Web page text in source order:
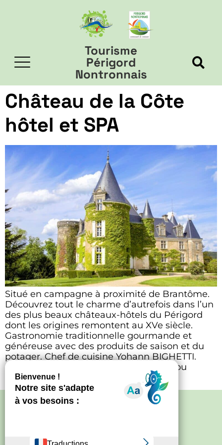
Tourisme
Périgord
Nontronnais
Château de la Côte
hôtel et SPA
Situé en campagne à proximité de Brantôme.
Découvrez tout le charme d’autrefois dans l’un
des plus beaux châteaux-hôtels du Périgord
dont les origines remontent au XVe siècle.
Gastronomie traditionnelle gourmande et
généreuse avec des produits de saison et du
potager. Chef de cuisine Yohann BIGHETTI.
Dîners servis tous les soirs en terrasse ou
devant la […]
Politique de confidentialité
Mentions